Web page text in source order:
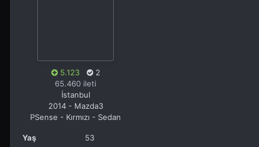
5.123
2
65.460 ileti
İstanbul
2014 - Mazda3
PSense - Kırmızı - Sedan
Yaş 53